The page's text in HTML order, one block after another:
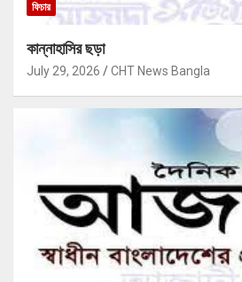
ফিচার
কান্নাহাসির ছড়া
July 29, 2026 CHT News Bangla